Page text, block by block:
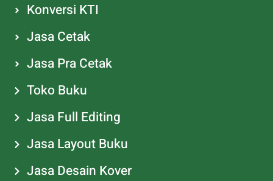
Konversi KTI
Jasa Cetak
Jasa Pra Cetak
Toko Buku
Jasa Full Editing
Jasa Layout Buku
Jasa Desain Kover